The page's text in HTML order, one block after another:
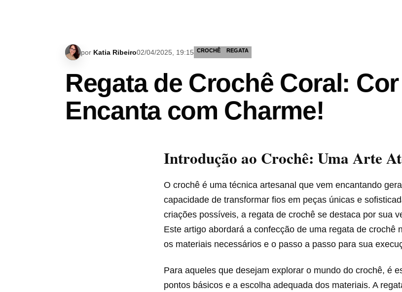
por Katia Ribeiro02/04/2025, 19:15 CROCHÊ REGATA
Regata de Crochê Coral:
Encanta com Charme!
Introdução ao Crochê: Uma Arte
O crochê é uma técnica artesanal que vem encantando
capacidade de transformar fios em peças únicas e
criações possíveis, a regata de crochê se destaca por sua
Este artigo abordará a confecção de uma regata de crochê
os materiais necessários e o passo a passo para sua
Para aqueles que desejam explorar o mundo do crochê, é
pontos básicos e a escolha adequada dos materiais. A